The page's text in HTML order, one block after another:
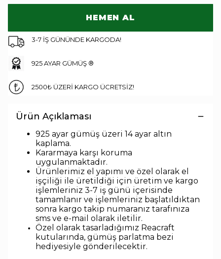
HEMEN AL
3-7 İŞ GÜNÜNDE KARGODA!
925 AYAR GÜMÜŞ ®
2500₺ ÜZERİ KARGO ÜCRETSİZ!
Ürün Açıklaması
925 ayar gümüş üzeri 14 ayar altın
kaplama.
Kararmaya karşı koruma
uygulanmaktadır.
Ürünlerimiz el yapımı ve özel olarak el
işçiliği ile üretildiği için üretim ve kargo
işlemleriniz 3-7 iş günü içerisinde
tamamlanır ve işlemleriniz başlatıldıktan
sonra kargo takip numaranız tarafınıza
sms ve e-mail olarak iletilir.
Özel olarak tasarladığımız Reacraft
kutularında, gümüş parlatma bezi
hediyesiyle gönderilecektir.